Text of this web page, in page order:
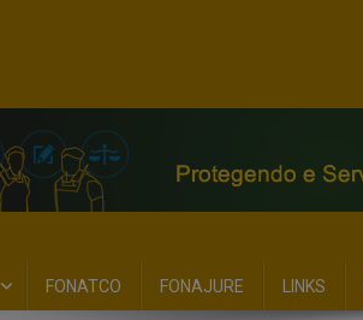
FONATCO FONAJURE LINKS